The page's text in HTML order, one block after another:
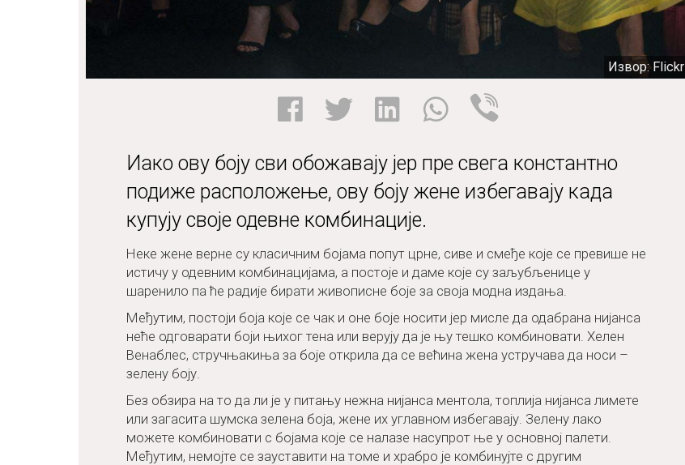
Извор: Flickr
Иако ову боју сви обожавају јер пре свега константно
подиже расположење, ову боју жене избегавају када
купују своје одевне комбинације.
Неке жене верне су класичним бојама попут црне, сиве и смеђе које се превише не
истичу у одевним комбинацијама, а постоје и даме које су заљубљенице у
шаренило па ће радије бирати живописне боје за своја модна издања.
Међутим, постоји боја које се чак и оне боје носити јер мисле да одабрана нијанса
неће одговарати боји њихог тена или верују да је њу тешко комбиновати. Хелен
Венаблес, стручњакиња за боје открила да се већина жена устручава да носи –
зелену боју.
Без обзира на то да ли је у питању нежна нијанса ментола, топлија нијанса лимете
или загасита шумска зелена боја, жене их углавном избегавају. Зелену лако
можете комбиновати с бојама које се налазе насупрот ње у основној палети.
Међутим, немојте се зауставити на томе и храбро је комбинујте с другим